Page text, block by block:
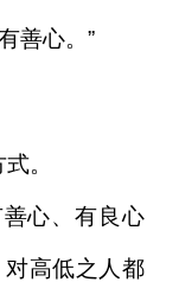
善心。”
。
心、有良心
高低之人都